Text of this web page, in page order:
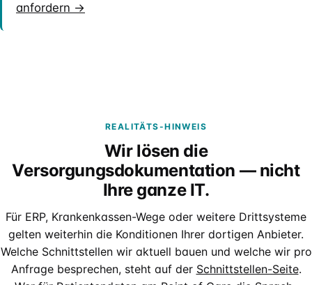
anfordern →
REALITÄTS-HINWEIS
Wir lösen die
Versorgungsdokumentation — nicht
Ihre ganze IT.
Für ERP, Krankenkassen-Wege oder weitere Drittsysteme
gelten weiterhin die Konditionen Ihrer dortigen Anbieter.
Welche Schnittstellen wir aktuell bauen und welche wir pro
Anfrage besprechen, steht auf der Schnittstellen-Seite.